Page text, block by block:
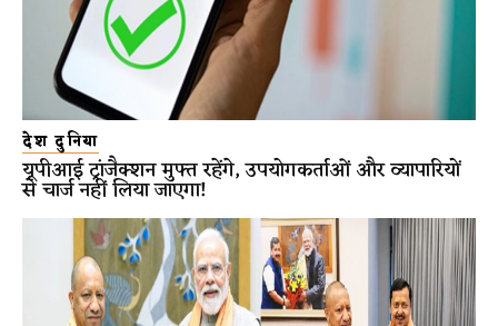
देश दुनिया
यूपीआई ट्रांजैक्शन मुफ्त रहेंगे, उपयोगकर्ताओं और व्यापारियों
से चार्ज नहीं लिया जाएगा!